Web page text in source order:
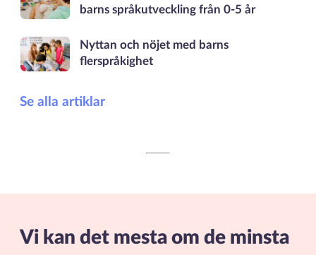
barns språkutveckling från 0-5 år
Nyttan och nöjet med barns
flerspråkighet
Se alla artiklar
Vi kan det mesta om de minsta